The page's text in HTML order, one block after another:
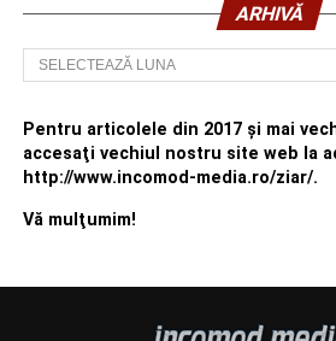
ARHIVĂ
Arhivă
Pentru articolele din 2017 şi mai
accesaţi vechiul nostru site web la
http://www.incomod-media.ro/ziar/.
Vă mulţumim!